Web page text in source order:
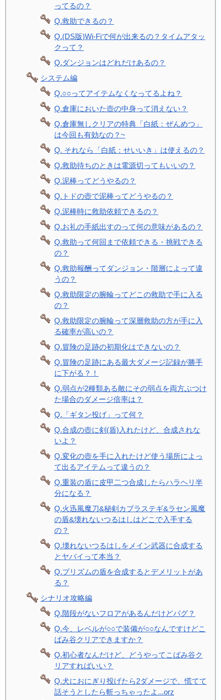
ってるの？
Q.救助できるの？
Q.(DS版)Wi-Fiで何が出来るの？タイムアタッ
クって？
Q.ダンジョンはどれだけあるの？
システム編
Q.○○ってアイテムなくなってるよね？
Q.倉庫においた壺の中身って消えない？
Q.倉庫無しクリアの特典「白紙：ぜんめつ」
は今回も有効なの？~
Q. それなら「白紙：せいいき」は使えるの？
Q.救助待ちのときは電源切ってもいいの？
Q.泥棒ってどうやるの？
Q.トドの壺で泥棒ってどうやるの？
Q.泥棒時に救助依頼できるの？
Q.お礼の手紙出すのって何の意味があるの？
Q.救助って何回まで依頼できる・挑戦できる
の？
Q.救助報酬ってダンジョン・階層によって違
うの？
Q.救助限定の腕輪ってどこの救助で手に入る
の？
Q.救助限定の腕輪って深層救助の方が手に入
る確率が高いの？
Q.冒険の足跡の初期化はできないの？
Q.冒険の足跡にある最大ダメージ記録が勝手
に下がる？！
Q.弱点が2種類ある敵にその弱点を両方ぶつけ
た場合のダメージ倍率は？
Q.「ギタン投げ」って何？
Q.合成の壺に剣(盾)入れたけど、合成されな
いよ？
Q.変化の壺を手に入れたけど使う場所によっ
て出るアイテムって違うの？
Q.重装の盾に皮甲二つ合成したらハラヘリ半
分になる？
Q.火迅風魔刀&秘剣カブラステギ&ラセン風魔
の盾&壊れないつるはしはどこで入手する
の？
Q.壊れないつるはしをメイン武器に合成する
とヤバイって本当？
Q.プリズムの盾を合成するとデメリットがあ
る？
シナリオ攻略編
Q.階段がないフロアがあるんだけどバグ？
Q.今、レベルが○○で装備が○○なんですけどこ
ばみ谷クリアできますか？
Q.初心者なんだけど、どうやってこばみ谷ク
リアすればいい？
Q.犬におにぎり投げたら2ダメージで、慌てて
話そうとしたら斬っちゃったよ...orz